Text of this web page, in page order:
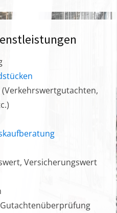
Versicherungswert